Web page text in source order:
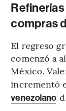
compras
El regreso
comenzó a
México.
incrementó
venezolano